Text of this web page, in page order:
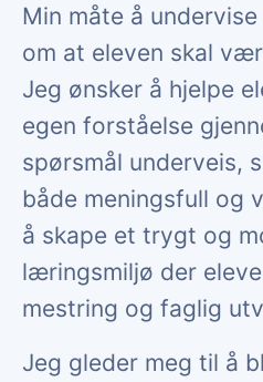
Min måte å
om at eleven skal
Jeg ønsker å hjelpe
egen forståelse
spørsmål underveis,
både meningsfull og
å skape et trygt og
læringsmiljø der
mestring og faglig
Jeg gleder meg til å